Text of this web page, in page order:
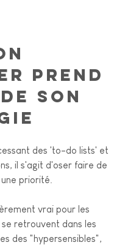
prend
son
des 'to-do lists' et
il s'agit d'oser faire de
priorité.
vrai pour les
retrouvent dans les
des "hypersensibles",